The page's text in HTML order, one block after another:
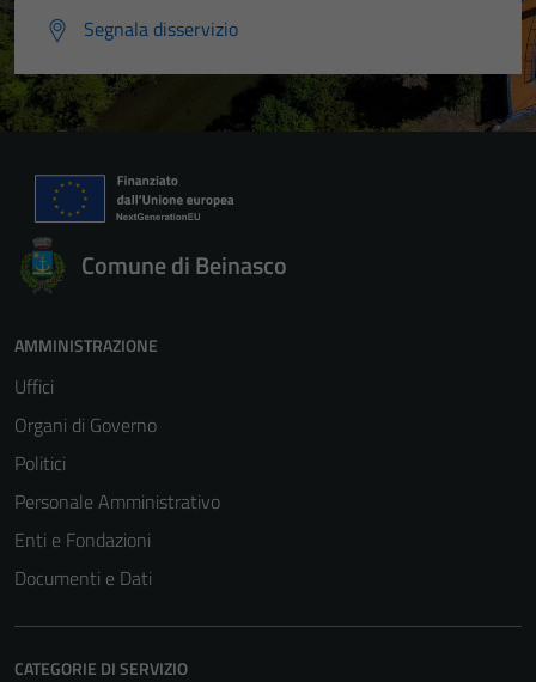
Segnala disservizio
Comune di Beinasco
AMMINISTRAZIONE
Uffici
Organi di Governo
Politici
Personale Amministrativo
Enti e Fondazioni
Documenti e Dati
CATEGORIE DI SERVIZIO